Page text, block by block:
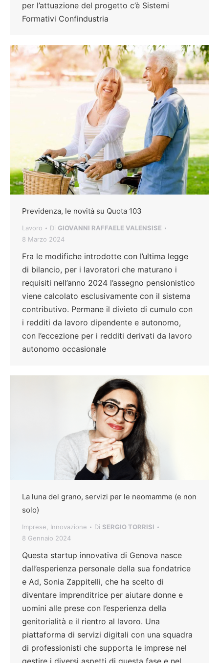
per l’attuazione del progetto c’è Sistemi
Formativi Confindustria
Previdenza, le novità su Quota 103
Lavoro Di GIOVANNI RAFFAELE VALENSISE
8 Marzo 2024
Fra le modifiche introdotte con l’ultima legge
di bilancio, per i lavoratori che maturano i
requisiti nell’anno 2024 l’assegno pensionistico
viene calcolato esclusivamente con il sistema
contributivo. Permane il divieto di cumulo con
i redditi da lavoro dipendente e autonomo,
con l’eccezione per i redditi derivati da lavoro
autonomo occasionale
La luna del grano, servizi per le neomamme (e non
solo)
Imprese Innovazione Di SERGIO TORRISI
8 Gennaio 2024
Questa startup innovativa di Genova nasce
dall’esperienza personale della sua fondatrice
e Ad, Sonia Zappitelli, che ha scelto di
diventare imprenditrice per aiutare donne e
uomini alle prese con l’esperienza della
genitorialità e il rientro al lavoro. Una
piattaforma di servizi digitali con una squadra
di professionisti che supporta le imprese nel
gestire i diversi aspetti di questa fase e nel